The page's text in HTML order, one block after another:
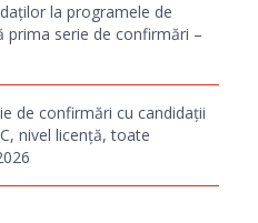
la programele de
prima serie de confirmări –
de confirmări cu candidații
nivel licență, toate